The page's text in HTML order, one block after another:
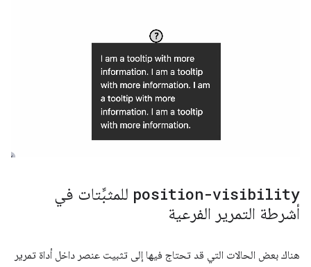
position-visibility للمثبِّتات في
أشرطة التمرير الفرعية
هناك بعض الحالات التي قد تحتاج فيها إلى تثبيت عنصر داخل أداة تمرير